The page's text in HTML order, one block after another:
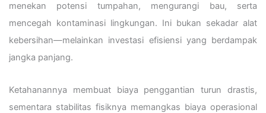
menekan potensi tumpahan, mengurangi bau, serta
mencegah kontaminasi lingkungan. Ini bukan sekadar alat
kebersihan—melainkan investasi efisiensi yang berdampak
jangka panjang.
Ketahanannya membuat biaya penggantian turun drastis,
sementara stabilitas fisiknya memangkas biaya operasional